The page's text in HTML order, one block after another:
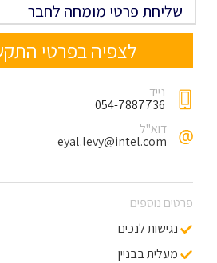
שליחת פרטי מומחה לחבר
לצפיה בפרטי
נייד
054-7887736
דוא"ל
eyal.levy@intel.com
פרטים נוספים
נגישות לנכים
מעלית בבניין